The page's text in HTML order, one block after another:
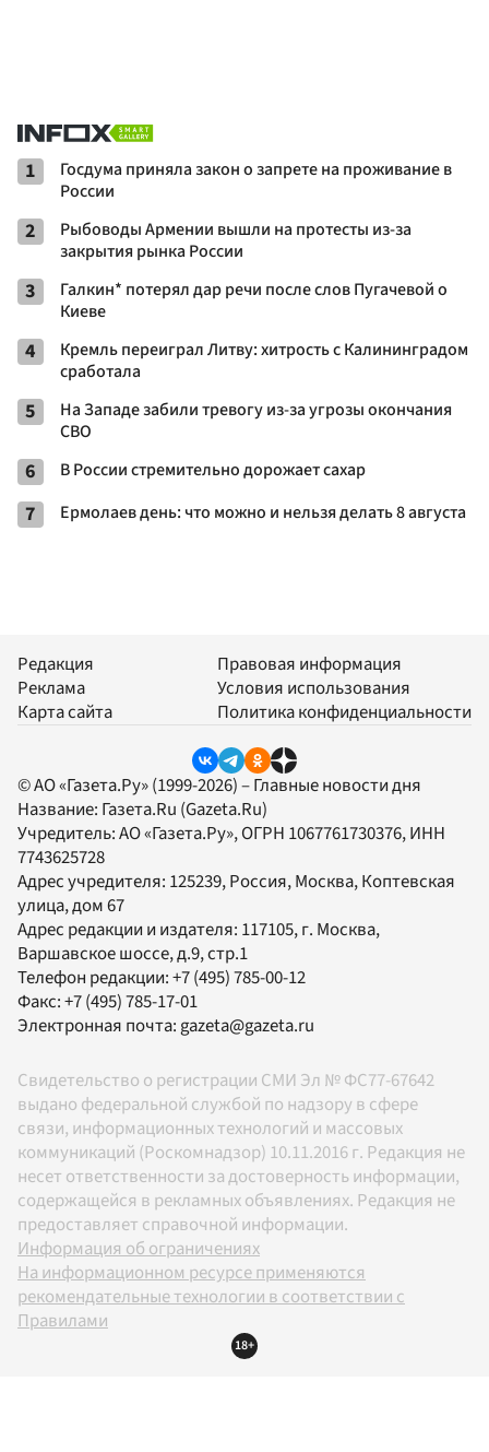
1
Госдума приняла закон о запрете на проживание в
России
2
Рыбоводы Армении вышли на протесты из-за
закрытия рынка России
3
Галкин* потерял дар речи после слов Пугачевой о
Киеве
4
Кремль переиграл Литву: хитрость с Калининградом
сработала
5
На Западе забили тревогу из-за угрозы окончания
СВО
6 В России стремительно дорожает сахар
7 Ермолаев день: что можно и нельзя делать 8 августа
Редакция
Реклама
Карта сайта
Правовая информация
Условия использования
Политика конфиденциальности
© АО «Газета.Ру» (1999-2026) – Главные новости дня
Название: Газета.Ru (Gazeta.Ru)
Учредитель:АО «Газета.Ру», ОГРН 1067761730376, ИНН
7743625728
Адрес учредителя: 125239, Россия, Москва, Коптевская
улица, дом 67
Адрес редакции и издателя: 117105, г. Москва,
Варшавское шоссе, д.9, стр.1
Телефон редакции:+7 (495) 785-00-12
Факс:+7 (495) 785-17-01
Электронная почта: gazeta@gazeta.ru
Свидетельство о регистрации СМИ Эл № ФС77-67642
выдано федеральной службой по надзору в сфере
связи, информационных технологий и массовых
коммуникаций (Роскомнадзор) 10.11.2016 г. Редакция не
несет ответственности за достоверность информации,
содержащейся в рекламных объявлениях. Редакция не
предоставляет справочной информации.
Информация об ограничениях
На информационном ресурсе применяются
рекомендательные технологии в соответствии с
Правилами
18+